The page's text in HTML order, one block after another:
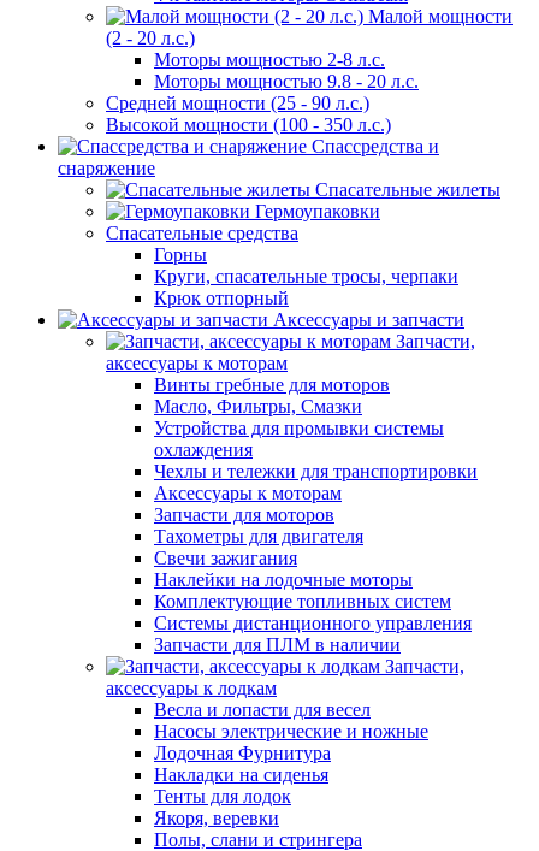
Малой мощности
(2 - 20 л.с.)
Моторы мощностью 2-8 л.с.
Моторы мощностью 9.8 - 20 л.с.
Средней мощности (25 - 90 л.с.)
Высокой мощности (100 - 350 л.с.)
Спассредства и
снаряжение
Спасательные жилеты
Гермоупаковки
Спасательные средства
Горны
Круги, спасательные тросы, черпаки
Крюк отпорный
Аксессуары и запчасти
Запчасти,
аксессуары к моторам
Винты гребные для моторов
Масло, Фильтры, Смазки
Устройства для промывки системы
охлаждения
Чехлы и тележки для транспортировки
Аксессуары к моторам
Запчасти для моторов
Тахометры для двигателя
Свечи зажигания
Наклейки на лодочные моторы
Комплектующие топливных систем
Системы дистанционного управления
Запчасти для ПЛМ в наличии
Запчасти,
аксессуары к лодкам
Весла и лопасти для весел
Насосы электрические и ножные
Лодочная Фурнитура
Накладки на сиденья
Тенты для лодок
Якоря, веревки
Полы, слани и стрингера